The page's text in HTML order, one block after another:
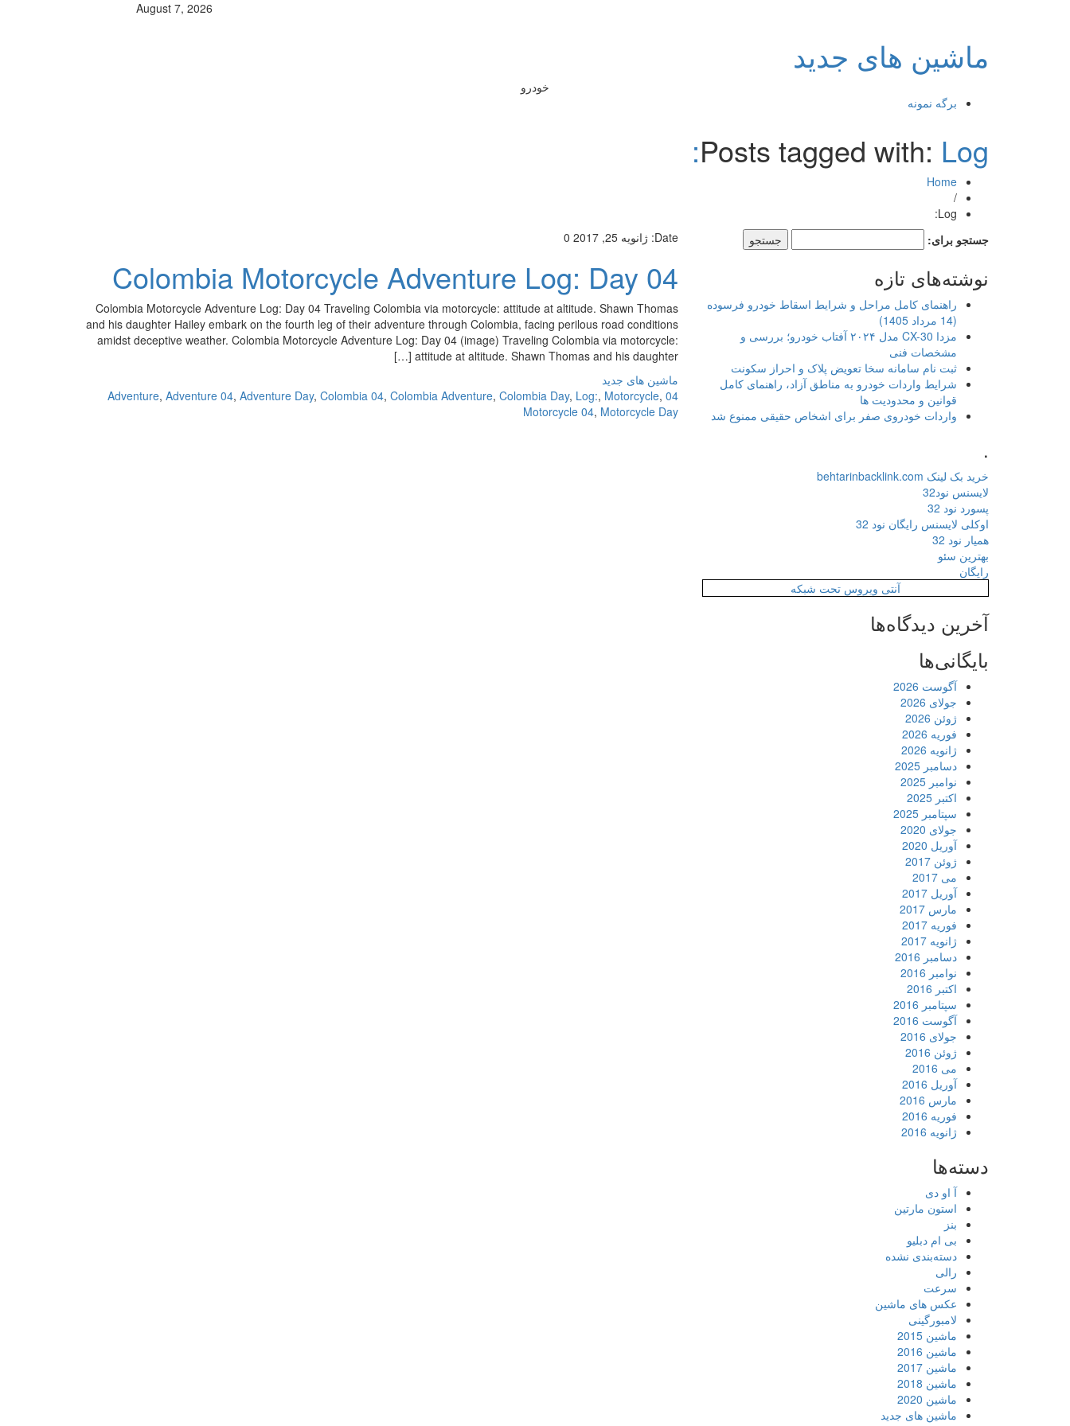
August 7, 2026
ماشین های جدید
خودرو
برگه نمونه
Posts tagged with: Log:
Home
/
Log:
Date: ژانویه 25, 2017 0
Colombia Motorcycle Adventure Log: Day 04
Colombia Motorcycle Adventure Log: Day 04 Traveling Colombia via motorcycle: attitude at altitude. Shawn Thomas
and his daughter Hailey embark on the fourth leg of their adventure through Colombia, facing perilous road conditions
amidst deceptive weather. Colombia Motorcycle Adventure Log: Day 04 (image) Traveling Colombia via motorcycle:
attitude at altitude. Shawn Thomas and his daughter […]
ماشین های جدید
04 Adventure
, Adventure 04, Adventure Day, Colombia 04, Colombia Adventure, Colombia Day, Log:, Motorcycle,
Motorcycle 04, Motorcycle Day
جستجو برای:
نوشته‌های تازه
راهنمای کامل مراحل و شرایط اسقاط خودرو فرسوده
(14 مرداد 1405)
مزدا CX-30 مدل ۲۰۲۴ آفتاب خودرو؛ بررسی و
مشخصات فنی
ثبت نام سامانه سخا تعویض پلاک و احراز سکونت
شرایط واردات خودرو به مناطق آزاد، راهنمای کامل
قوانین و محدودیت ها
واردات خودروی صفر برای اشخاص حقیقی ممنوع شد
.
خرید بک لینک behtarinbacklink.com
لایسنس نود32
پسورد نود 32
اوکلی لایسنس رایگان نود 32
همیار نود 32
بهترین سئو
رایگان
آنتی ویروس تحت شبکه
آخرین دیدگاه‌ها
بایگانی‌ها
آگوست 2026
جولای 2026
ژوئن 2026
فوریه 2026
ژانویه 2026
دسامبر 2025
نوامبر 2025
اکتبر 2025
سپتامبر 2025
جولای 2020
آوریل 2020
ژوئن 2017
می 2017
آوریل 2017
مارس 2017
فوریه 2017
ژانویه 2017
دسامبر 2016
نوامبر 2016
اکتبر 2016
سپتامبر 2016
آگوست 2016
جولای 2016
ژوئن 2016
می 2016
آوریل 2016
مارس 2016
فوریه 2016
ژانویه 2016
دسته‌ها
آ او دی
استون مارتین
بنز
بی ام دبلیو
دسته‌بندی نشده
رالی
سرعت
عکس های ماشین
لامبورگینی
ماشین 2015
ماشین 2016
ماشین 2017
ماشین 2018
ماشین 2020
ماشین های جدید